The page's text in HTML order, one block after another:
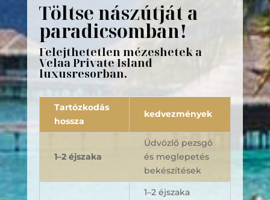
Töltse nászútját a
paradicsomban!
Felejthetetlen mézeshetek a
Velaa Private Island
luxusresorban.
Tartózkodás
hossza
kedvezmények
1–2 éjszaka
Üdvözlő pezsgő
és meglepetés
bekészítések
1–2 éjszaka